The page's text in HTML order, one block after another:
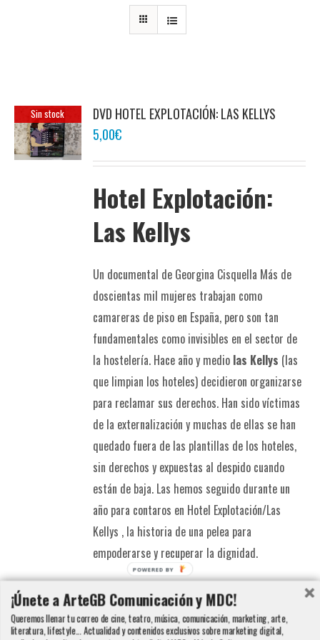
Sin stock
DVD HOTEL EXPLOTACIÓN: LAS KELLYS
5,00€
Hotel Explotación:
Las Kellys
Un documental de Georgina Cisquella Más de
doscientas mil mujeres trabajan como
camareras de piso en España, pero son tan
fundamentales como invisibles en el sector de
la hostelería. Hace año y medio las Kellys (las
que limpian los hoteles) decidieron organizarse
para reclamar sus derechos. Han sido víctimas
de la externalización y muchas de ellas se han
quedado fuera de las plantillas de los hoteles,
sin derechos y expuestas al despido cuando
están de baja. Las hemos seguido durante un
año para contaros en Hotel Explotación/Las
Kellys , la historia de una pelea para
empoderarse y recuperar la dignidad.
¡Únete a ArteGB Comunicación y MDC!
Queremos llenar tu correo de cine, teatro, música, comunicación, marketing, arte,
literatura, lifestyle... Actualidad y contenidos exclusivos sobre marketing digital,
POWERED BY